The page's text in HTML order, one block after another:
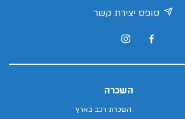
טופס יצירת קשר
השכרה
השכרת רכב בארץ